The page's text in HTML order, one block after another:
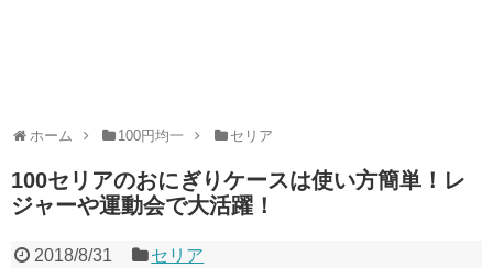
ホーム 100円均一 セリア
100セリアのおにぎりケースは使い方簡単！レ
ジャーや運動会で大活躍！
2018/8/31 セリア